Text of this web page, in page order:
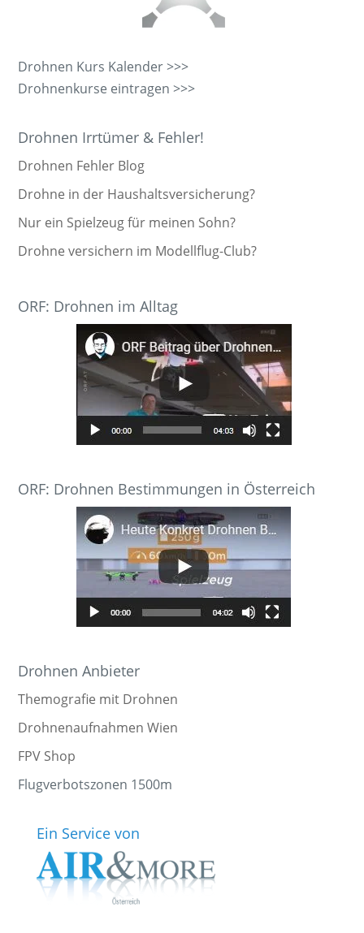
Drohnen Kurs Kalender >>>
Drohnenkurse eintragen >>>
Drohnen Irrtümer & Fehler!
Drohnen Fehler Blog
Drohne in der Haushaltsversicherung?
Nur ein Spielzeug für meinen Sohn?
Drohne versichern im Modellflug-Club?
ORF: Drohnen im Alltag
ORF: Drohnen Bestimmungen in Österreich
Drohnen Anbieter
Themografie mit Drohnen
Drohnenaufnahmen Wien
FPV Shop
Flugverbotszonen 1500m
Ein Service von